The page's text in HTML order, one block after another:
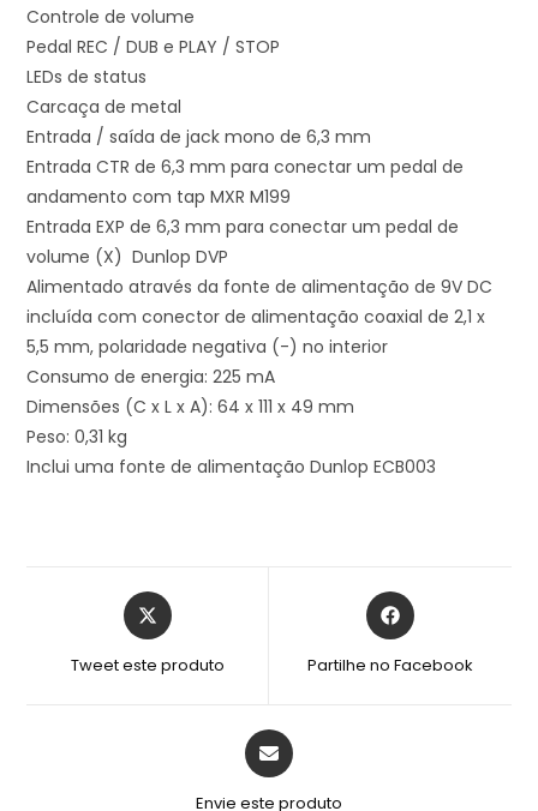
Controle de volume
Pedal REC / DUB e PLAY / STOP
LEDs de status
Carcaça de metal
Entrada / saída de jack mono de 6,3 mm
Entrada CTR de 6,3 mm para conectar um pedal de
andamento com tap MXR M199
Entrada EXP de 6,3 mm para conectar um pedal de
volume (X) Dunlop DVP
Alimentado através da fonte de alimentação de 9V DC
incluída com conector de alimentação coaxial de 2,1 x
5,5 mm, polaridade negativa (-) no interior
Consumo de energia: 225 mA
Dimensões (C x L x A): 64 x 111 x 49 mm
Peso: 0,31 kg
Inclui uma fonte de alimentação Dunlop ECB003
Tweet este produto Partilhe no Facebook
Envie este produto